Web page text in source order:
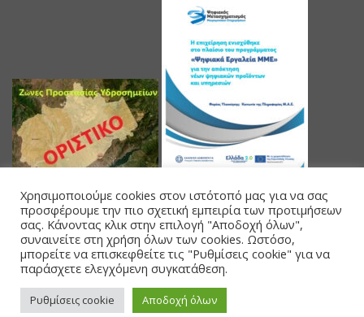
Powered by Databank Solutions s.a.
Χρησιμοποιούμε cookies στον ιστότοπό μας για να σας
προσφέρουμε την πιο σχετική εμπειρία των προτιμήσεων
σας. Κάνοντας κλικ στην επιλογή "Αποδοχή όλων",
συναινείτε στη χρήση όλων των cookies. Ωστόσο,
μπορείτε να επισκεφθείτε τις "Ρυθμίσεις cookie" για να
παράσχετε ελεγχόμενη συγκατάθεση.
Ρυθμίσεις cookie Αποδοχή όλων